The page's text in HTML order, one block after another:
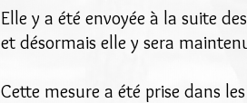
Elle y a été envoyée à la suite
et désormais elle y sera
Cette mesure a été prise dans